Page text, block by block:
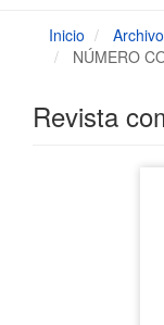
Inicio
NÚMERO
Revista